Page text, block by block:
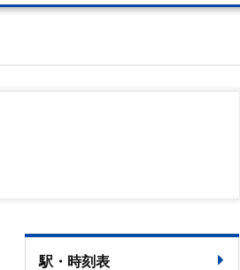
駅・時刻表